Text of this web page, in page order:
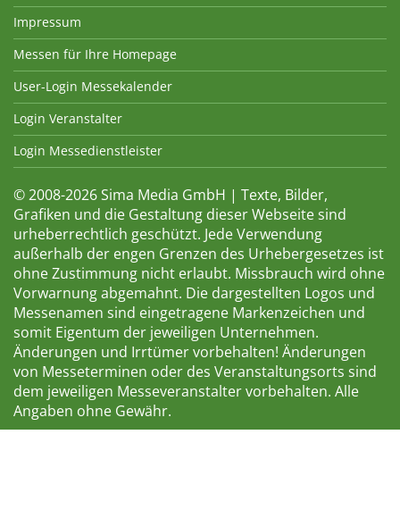
Impressum
Messen für Ihre Homepage
User-Login Messekalender
Login Veranstalter
Login Messedienstleister
© 2008-2026 Sima Media GmbH | Texte, Bilder,
Grafiken und die Gestaltung dieser Webseite sind
urheberrechtlich geschützt. Jede Verwendung
außerhalb der engen Grenzen des Urhebergesetzes ist
ohne Zustimmung nicht erlaubt. Missbrauch wird ohne
Vorwarnung abgemahnt. Die dargestellten Logos und
Messenamen sind eingetragene Markenzeichen und
somit Eigentum der jeweiligen Unternehmen.
Änderungen und Irrtümer vorbehalten! Änderungen
von Messeterminen oder des Veranstaltungsorts sind
dem jeweiligen Messeveranstalter vorbehalten. Alle
Angaben ohne Gewähr.